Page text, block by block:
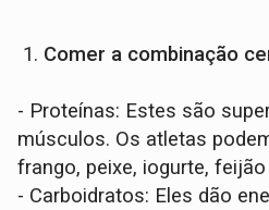
1. Comer a combinação
- Proteínas: Estes são
músculos. Os atletas
frango, peixe, iogurte,
- Carboidratos: Eles dão